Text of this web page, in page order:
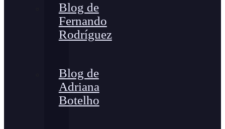
Blog de
Fernando
Rodríguez
Blog de
Adriana
Botelho